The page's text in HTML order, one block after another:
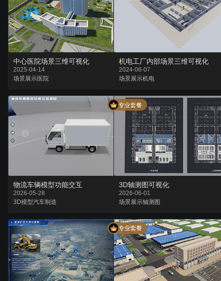
中心医院场景三维可视化
2025-04-14
场景展示医院
机电工厂内部场景三维可视化
2024-06-07
场景展示机电
专业套餐
物流车辆模型功能交互
2026-05-28
3D模型汽车制造
3D轴测图可视化
2026-06-01
场景展示轴测图
专业套餐